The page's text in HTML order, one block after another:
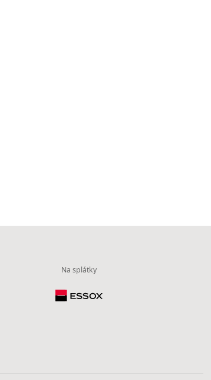
Na splátky